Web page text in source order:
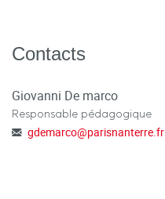
Contacts
Giovanni De marco
Responsable pédagogique
gdemarco@parisnanterre.fr